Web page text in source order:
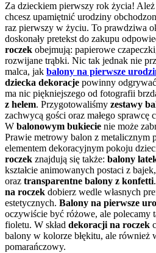
Za dzieckiem pierwszy rok życia!
chcesz upamiętnić urodziny
raz pierwszy w życiu. To prawdziwa
doskonały pretekst do zakupu
roczek obejmują: papierowe
rozwijane trąbki. Nic tak jednak nie
malca, jak balony na pierwsze
dziecka dekoracje powinny
ma nic piękniejszego od fotografii
z helem. Przygotowaliśmy zestawy
zachwycą gości oraz małego sprawcę
W balonowym bukiecie nie może
Prawie metrowy balon z metalicznym
elementem dekoracyjnym pokoju
roczek znajdują się także: balony
kształcie animowanych postaci z
oraz transparentne balony z konfetti
na roczek dobierz wedle własnych
estetycznych. Balony na pierwsze
oczywiście być różowe, ale polecamy
fioletu. W skład dekoracji na roczek
balony w kolorze błękitu, ale również
pomarańczowy.